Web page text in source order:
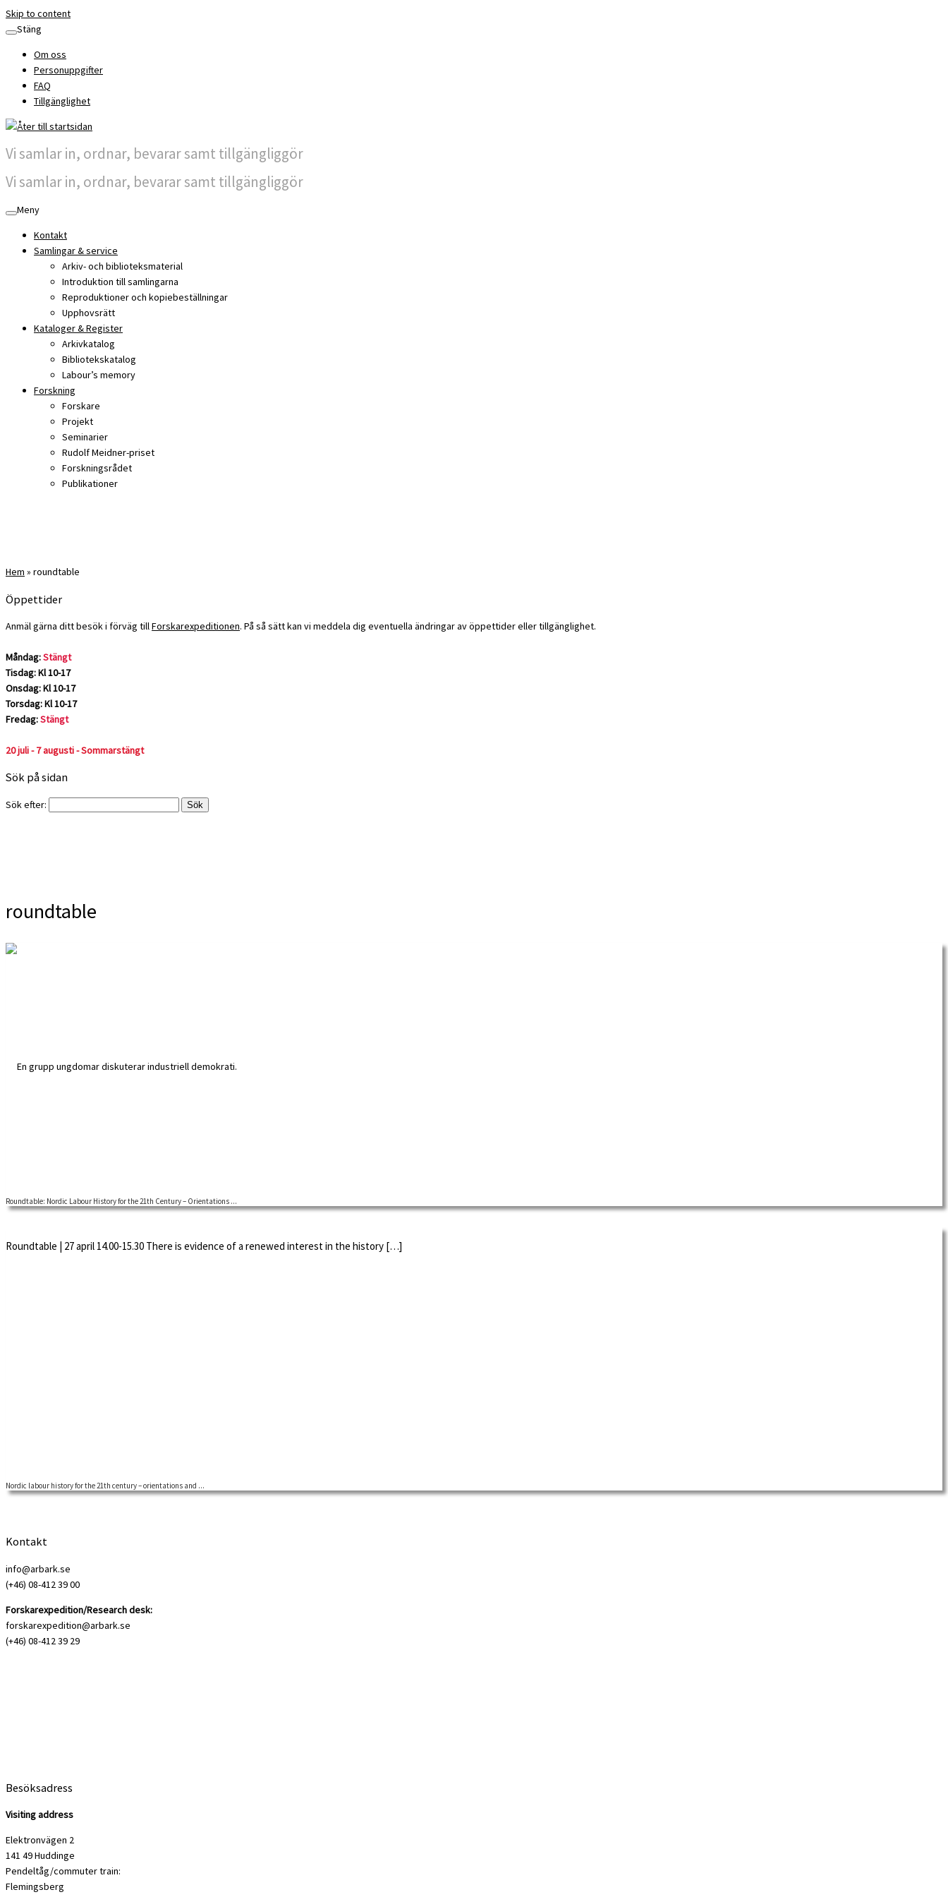
Skip to content
Stäng
Om oss
Personuppgifter
FAQ
Tillgänglighet
Vi samlar in, ordnar, bevarar samt tillgängliggör
Vi samlar in, ordnar, bevarar samt tillgängliggör
Meny
Kontakt
Samlingar & service
Arkiv- och biblioteksmaterial
Introduktion till samlingarna
Reproduktioner och kopiebeställningar
Upphovsrätt
Kataloger & Register
Arkivkatalog
Bibliotekskatalog
Labour’s memory
Forskning
Forskare
Projekt
Seminarier
Rudolf Meidner-priset
Forskningsrådet
Publikationer
Hem » roundtable
Öppettider
Anmäl gärna ditt besök i förväg tillForskarexpeditionen. På så sätt kan vi meddela dig eventuella ändringar av öppettider eller tillgänglighet.
Måndag:Stängt
Tisdag: Kl 10-17
Onsdag: Kl 10-17
Torsdag: Kl 10-17
Fredag:Stängt
20 juli - 7 augusti - Sommarstängt
Sök på sidan
Sök efter:
roundtable
Welcome to a Nordic Labour History Network roundtable There is a renewed interest of co-operation […]
Roundtable: Nordic Labour History for the 21th Century – Orientations ...
Roundtable | 27 april 14.00-15.30 There is evidence of a renewed interest in the history […]
Nordic labour history for the 21th century – orientations and ...
Kontakt
info@arbark.se
(+46) 08-412 39 00
Forskarexpedition/Research desk:
forskarexpedition@arbark.se
(+46) 08-412 39 29
Besöksadress
Visiting address
Elektronvägen 2
141 49 Huddinge
Pendeltåg/commuter train:
Flemingsberg